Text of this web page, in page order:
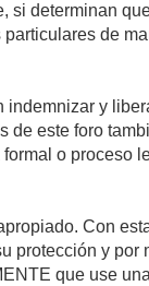
si determinan
de
y
de este foro
o proceso
Con
protección y por
que use